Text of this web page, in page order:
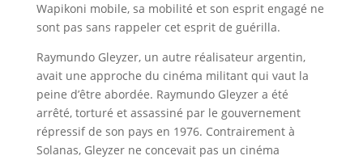
Wapikoni mobile, sa mobilité et son esprit engagé ne
sont pas sans rappeler cet esprit de guérilla.
Raymundo Gleyzer, un autre réalisateur argentin,
avait une approche du cinéma militant qui vaut la
peine d’être abordée. Raymundo Gleyzer a été
arrêté, torturé et assassiné par le gouvernement
répressif de son pays en 1976. Contrairement à
Solanas, Gleyzer ne concevait pas un cinéma